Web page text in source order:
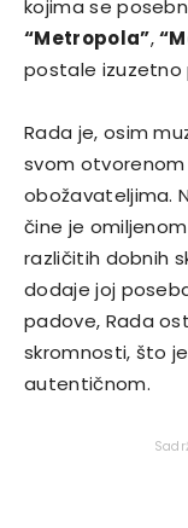
kojima se
“Metropola”,
postale izuzetno
Rada je, osim
svom
obožavateljima.
čine je
različitih dobnih
dodaje joj
padove, Rada
skromnosti, što
autentičnom.